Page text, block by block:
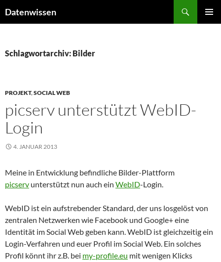
Inhalt
Datenwissen
Schlagwortarchiv: Bilder
PROJEKT,SOCIAL WEB
picserv unterstützt WebID-
Login
4. JANUAR 2013
Meine in Entwicklung befindliche Bilder-Plattform
picserv unterstützt nun auch ein WebID-Login.
WebID ist ein aufstrebender Standard, der uns losgelöst von
zentralen Netzwerken wie Facebook und Google+ eine
Identität im Social Web geben kann. WebID ist gleichzeitig ein
Login-Verfahren und euer Profil im Social Web. Ein solches
Profil könnt ihr z.B. bei my-profile.eu mit wenigen Klicks